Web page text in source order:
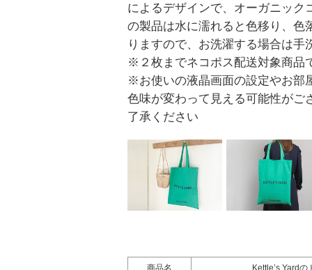
によるデザインで、オーガニック
の製品は水に濡れると色移り、色
りますので、お洗濯する場合は手
※２枚までネコポス配送対象商品
※お使いの液晶画面の設定やお部
色味が変わって見える可能性がご
了承ください
商品名 Kettle’s Yard